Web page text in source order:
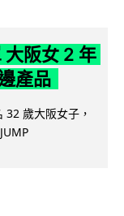
阪女 2 年
產品
歲大阪女子，